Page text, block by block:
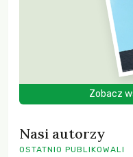
Zobacz
Nasi autorzy
OSTATNIO PUBLIKOWALI